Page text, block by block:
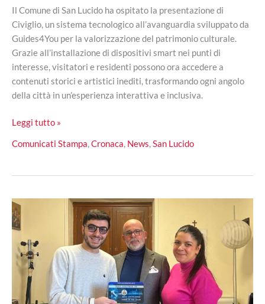
Il Comune di San Lucido ha ospitato la presentazione di
Civiglio, un sistema tecnologico all’avanguardia sviluppato da
Guides4You per la valorizzazione del patrimonio culturale.
Grazie all’installazione di dispositivi smart nei punti di
interesse, visitatori e residenti possono ora accedere a
contenuti storici e artistici inediti, trasformando ogni angolo
della città in un’esperienza interattiva e inclusiva.
San
presentato
la
che
fa
parlare
territorio
Leggi tutto »
Comunicati Stampa,Cronaca, News,San Lucido